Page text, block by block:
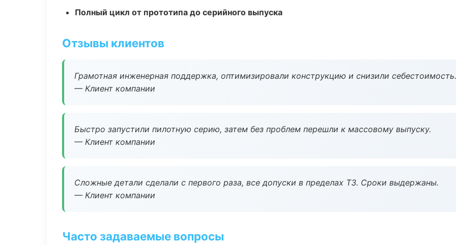
Полный цикл от прототипа до серийного выпуска
Отзывы клиентов
Грамотная инженерная поддержка, оптимизировали конструкцию и снизили себестоимость.
— Клиент компании
Быстро запустили пилотную серию, затем без проблем перешли к массовому выпуску.
— Клиент компании
Сложные детали сделали с первого раза, все допуски в пределах ТЗ. Сроки выдержаны.
— Клиент компании
Часто задаваемые вопросы